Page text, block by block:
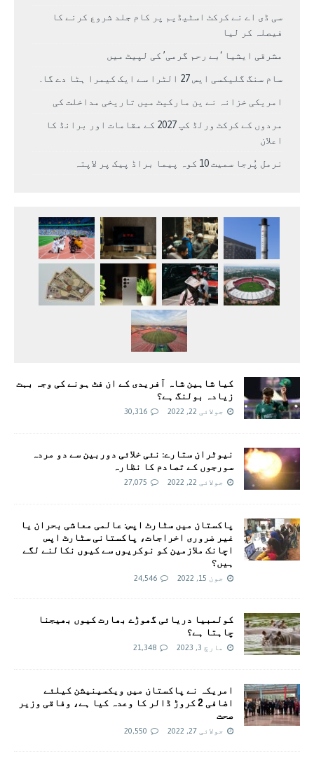
سی ڈی اے نے کرکٹ اسٹیڈیم پر کام جلد شروع کرنے کا
فیصلہ کر لیا
مشرقی ایشیا ‘بے رحم گرمی’ کی لپیٹ میں
سام سنگ گلیکسی ایس 27 الٹرا سے ایک کیمرا ہٹا دے گا.
امریکی خزانہ نے ین مارکیٹ میں تاریخی مداخلت کی
مردوں کے کرکٹ ورلڈ کپ 2027 کے مقامات اور برانڈ کا
اعلان
نرمل پُرجا سمیت 10 کوہ پیما براڈ پیک پر لاپتہ
کیا شاہین شاہ آفریدی کے ان فٹ ہونے کی وجہ بہت
زیادہ بولنگ ہے؟
جولائی 22, 2022 30,316
نیوٹران ستارے: نئی خلائی دوربین سے دو مردہ
سورجوں کے تصادم کا نظارہ
جولائی 22, 2022 27,075
پاکستان میں سٹارٹ اپس: عالمی معاشی بحران یا
غیر ضروری اخراجات، پاکستانی سٹارٹ اپس
اچانک ملازمین کو نوکریوں سے کیوں نکالنے لگے
ہیں؟
جون 15, 2022 24,546
کولمبیا دریائی گھوڑے بھارت کیوں بھیجنا
چاہتا ہے؟
مارچ 3, 2023 21,348
امريکہ نے پاکستان میں ویکسینیشن کیلئے
اضافی 2 کروڑ ڈالر کا وعدہ کیا ہے، وفاقی وزیر
صحت
جولائی 27, 2022 20,550